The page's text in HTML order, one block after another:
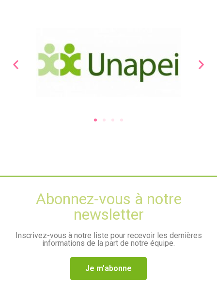
Abonnez-vous à notre
newsletter
Inscrivez-vous à notre liste pour recevoir les dernières
informations de la part de notre équipe.
Je m'abonne